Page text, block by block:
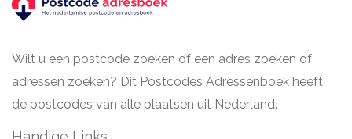
Wilt u een postcode zoeken of een adres zoeken of
adressen zoeken? Dit Postcodes Adressenboek heeft
de postcodes van alle plaatsen uit Nederland.